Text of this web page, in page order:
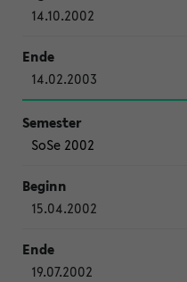
14.10.2002
14.02.2003
SoSe 2002
15.04.2002
19.07.2002